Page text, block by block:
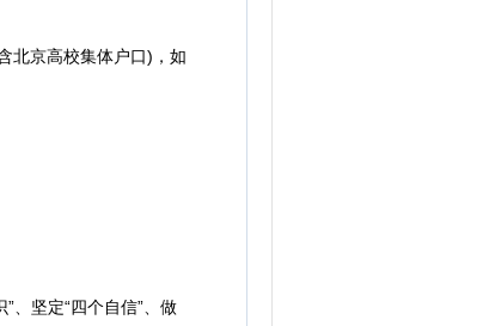
北京高校集体户口)，如
、坚定“四个自信”、做